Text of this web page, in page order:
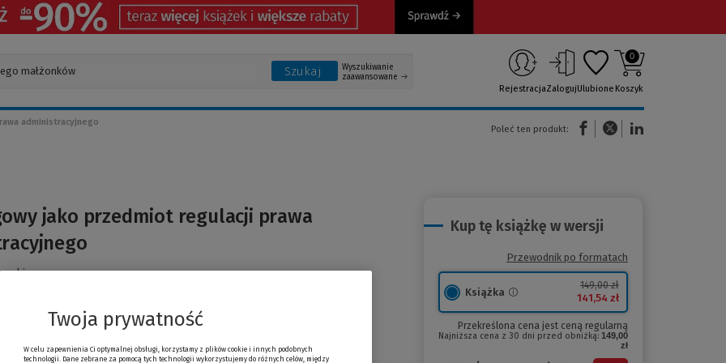
Szukaj
Wyszukiwanie
zaawansowane
RejestracjaZalogujUlubione
0
Koszyk
administracyjnego
Poleć ten produkt:
(Nowe okno)(Link do innej strony)
jako przedmiot regulacji prawa
Kup tę książkę w wersji
Przewodnik po formatach
Książka
149,00 zł
141,54 zł
Przekreślona cena jest ceną regularną
Najniższa cena z 30 dni przed obniżką: 149,00
zł
Twoja prywatność
W celu zapewnienia Ci optymalnej obsługi, korzystamy z plików cookie i innych podobnych
technologii. Dane zebrane za pomocą tych technologii wykorzystujemy do różnych celów, między